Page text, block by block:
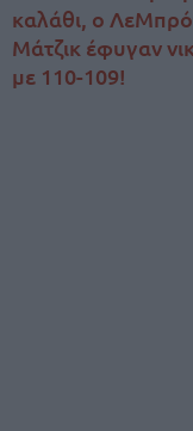
καλάθι, ο
Μάτζικ έφυγαν
με 110-109!